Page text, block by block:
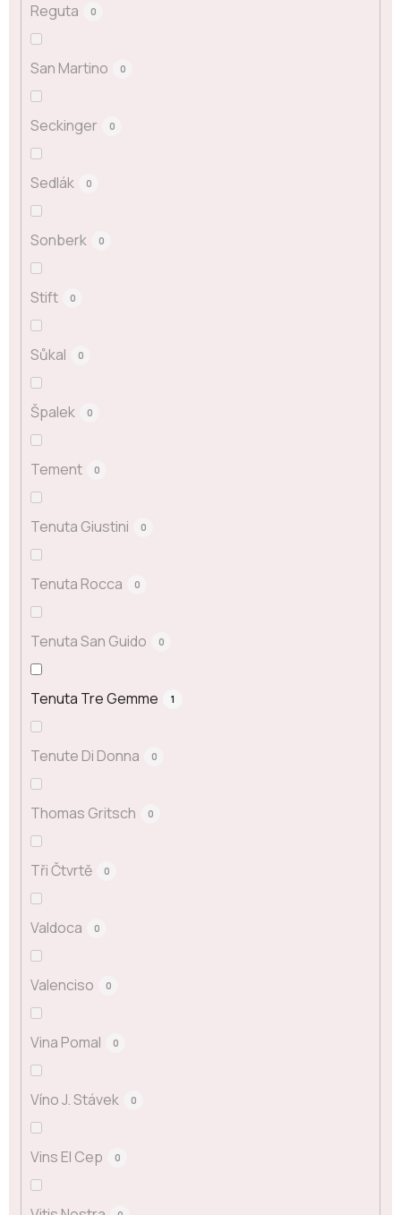
Reguta 0
San Martino 0
Seckinger 0
Sedlák 0
Sonberk 0
Stift 0
Sůkal 0
Špalek 0
Tement 0
Tenuta Giustini 0
Tenuta Rocca 0
Tenuta San Guido 0
Tenuta Tre Gemme 1
Tenute Di Donna 0
Thomas Gritsch 0
Tři Čtvrtě 0
Valdoca 0
Valenciso 0
Vina Pomal 0
Víno J. Stávek 0
Vins El Cep 0